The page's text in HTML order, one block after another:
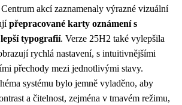
akcí zaznamenaly výrazné vizuální
přepracované karty oznámení s
typografií. Verze 25H2 také vylepšila
rychlá nastavení, s intuitivnějšími
přechody mezi jednotlivými stavy.
systému bylo jemně vyladěno, aby
a čitelnost, zejména v tmavém režimu,